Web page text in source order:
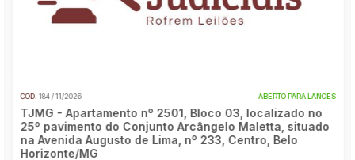
COD. 184 / 11/2026 ABERTO PARA LANCES
TJMG - Apartamento nº 2501, Bloco 03, localizado no
25º pavimento do Conjunto Arcângelo Maletta, situado
na Avenida Augusto de Lima, nº 233, Centro, Belo
Horizonte/MG